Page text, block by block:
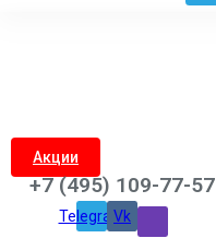
Акции
+7 (495) 109-77-57
TelegramVk